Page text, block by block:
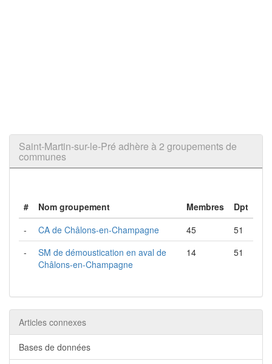
Saint-Martin-sur-le-Pré adhère à 2 groupements de
communes
# Nom groupement Membres
Dpt
-
CA de Châlons-en-Champagne 45
51
-
SM de démoustication en aval de
Châlons-en-Champagne
14 51
Articles connexes
Bases de données